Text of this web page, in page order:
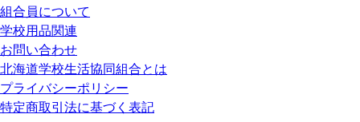
組合員について
学校用品関連
お問い合わせ
北海道学校生活協同組合とは
プライバシーポリシー
特定商取引法に基づく表記